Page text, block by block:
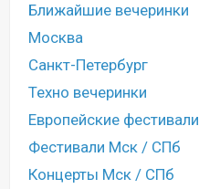
Ближайшие вечеринки
Москва
Санкт-Петербург
Техно вечеринки
Европейские фестивали
Фестивали Мск / СПб
Концерты Мск / СПб